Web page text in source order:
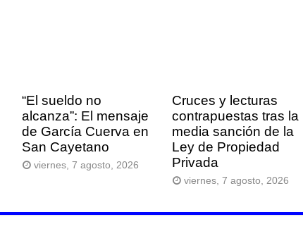
“El sueldo no
alcanza”: El mensaje
de García Cuerva en
San Cayetano
viernes, 7 agosto, 2026
Cruces y lecturas
contrapuestas tras la
media sanción de la
Ley de Propiedad
Privada
viernes, 7 agosto, 2026